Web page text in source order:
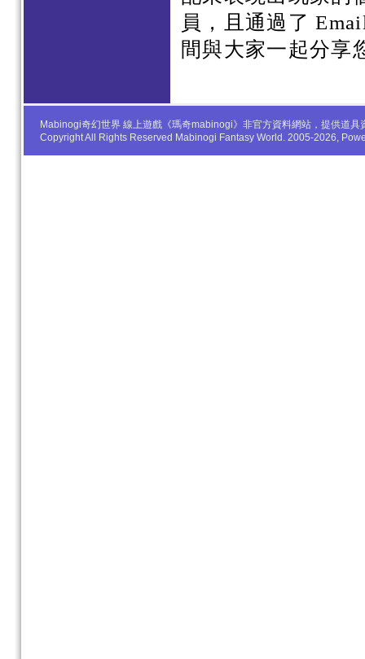
員，且通過了
間與大家一起分享
Mabinogi奇幻世界 線上遊戲《瑪奇mabinogi》非官方資料網站，提供道
Copyright All Rights Reserved Mabinogi Fantasy World. 2005-2026,